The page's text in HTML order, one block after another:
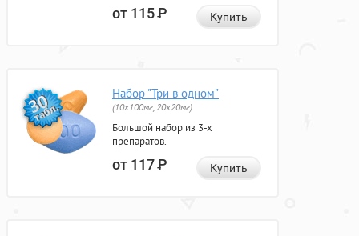
от 115Р Купить
Набор "Три в одном"
(10x100мг, 20x20мг)
Большой набор из 3-х
препаратов.
от 117Р Купить